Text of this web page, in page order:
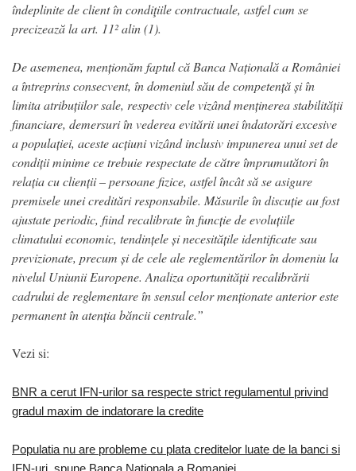
îndeplinite de client în condiţiile contractuale, astfel cum se
precizează la art. 11² alin (1).
De asemenea, menționăm faptul că Banca Națională a României
a întreprins consecvent, în domeniul său de competență și în
limita atribuțiilor sale, respectiv cele vizând menținerea stabilității
financiare, demersuri în vederea evitării unei îndatorări excesive
a populației, aceste acțiuni vizând inclusiv impunerea unui set de
condiții minime ce trebuie respectate de către împrumutători în
relația cu clienții – persoane fizice, astfel încât să se asigure
premisele unei creditări responsabile. Măsurile în discuție au fost
ajustate periodic, fiind recalibrate în funcție de evoluțiile
climatului economic, tendințele și necesitățile identificate sau
previzionate, precum și de cele ale reglementărilor în domeniu la
nivelul Uniunii Europene. Analiza oportunității recalibrării
cadrului de reglementare în sensul celor menționate anterior este
permanent în atenția băncii centrale.”
Vezi si:
BNR a cerut IFN-urilor sa respecte strict regulamentul privind
gradul maxim de indatorare la credite
Populatia nu are probleme cu plata creditelor luate de la banci si
IFN-uri, spune Banca Nationala a Romaniei